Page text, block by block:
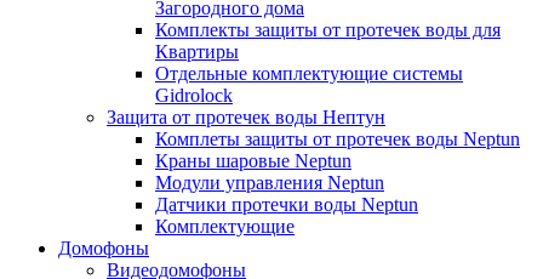
Загородного дома
Комплекты защиты от протечек воды для
Квартиры
Отдельные комплектующие системы
Gidrolock
Защита от протечек воды Нептун
Комплеты защиты от протечек воды Neptun
Краны шаровые Neptun
Модули управления Neptun
Датчики протечки воды Neptun
Комплектующие
Домофоны
Видеодомофоны